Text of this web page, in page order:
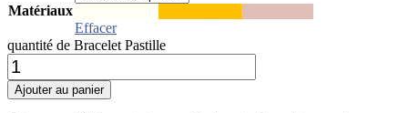
Matériaux
Effacer
quantité de Bracelet Pastille
Ajouter au panier